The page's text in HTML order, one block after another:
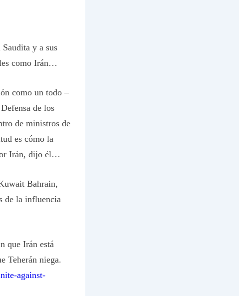
y a sus
como Irán…
como un todo –
de los
de ministros de
es cómo la
Irán, dijo él…
Bahrain,
de la influencia
que Irán está
Teherán niega.
against-